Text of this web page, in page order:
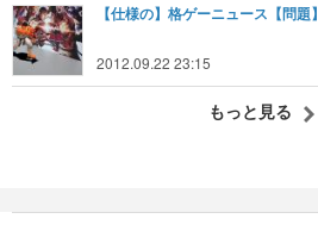
【仕様の】格ゲーニュース【問題】
2012.09.22 23:15
もっと見る